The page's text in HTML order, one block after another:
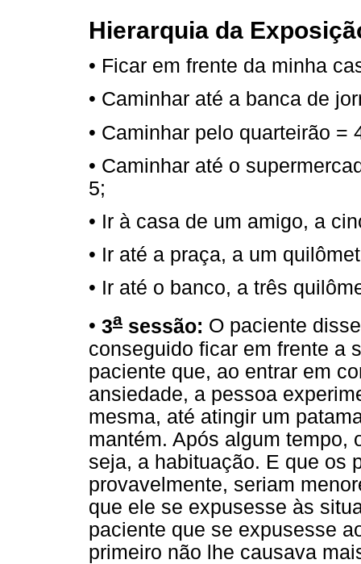
Hierarquia da
• Ficar em frente da minha
• Caminhar até a banca de
• Caminhar pelo quarteirão =
• Caminhar até o
5;
• Ir à casa de um amigo, a
• Ir até a praça, a um
• Ir até o banco, a três
• 3a sessão: O paciente
conseguido ficar em frente a
paciente que, ao entrar em
ansiedade, a pessoa
mesma, até atingir um
mantém. Após algum tempo,
seja, a habituação. E que os
provavelmente, seriam
que ele se expusesse às
paciente que se expusesse
primeiro não lhe causava